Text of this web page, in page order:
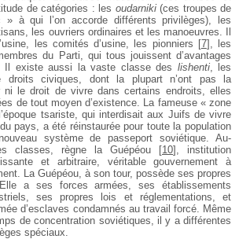
de catégories : les oudarniki(ces troupes de
à qui l’on accorde différents privilèges), les
les ouvriers ordinaires et les manoeuvres. Il
les comités d’usine, les pionniers [7]
, les
du Parti, qui tous jouissent d’avantages
Il existe aussi la vaste classe des lishenti, les
droits civiques, dont la plupart n’ont pas la
ni le droit de vivre dans certains endroits, elles
de tout moyen d’existence. La fameuse « zone
tsariste, qui interdisait aux Juifs de vivre
pays, a été réinstaurée pour toute la population
système de passeport soviétique. Au-
classes, règne la Guépéou [10]
, institution
et arbitraire, véritable gouvernement à
La Guépéou, à son tour, possède ses propres
a ses forces armées, ses établissements
ses propres lois et réglementations, et
d’esclaves condamnés au travail forcé. Même
de concentration soviétiques, il y a différentes
spéciaux.